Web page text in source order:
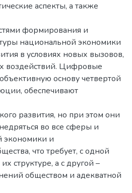
аспекты, а также
формирования и
национальной экономики
в условиях новых вызовов,
воздействий. Цифровые
основу четвертой
обеспечивают
развития, но при этом они
во все сферы и
экономики и
что требует, с одной
структуре, а с другой –
обществом и адекватной